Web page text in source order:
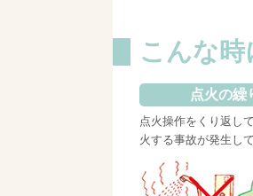
こんな
点火の繰
点火操作をくり返し
火する事故が発生し